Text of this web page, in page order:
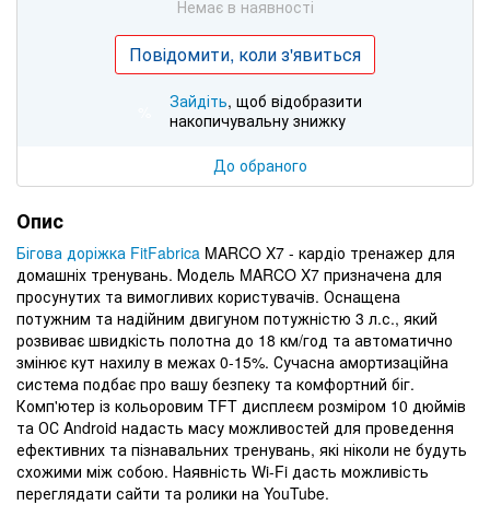
Немає в наявності
Повідомити, коли з'явиться
Зайдіть, щоб відобразити
накопичувальну знижку
До обраного
Опис
Бігова доріжка FitFabrica MARCO X7 - кардіо тренажер для
домашніх тренувань. Модель MARCO X7 призначена для
просунутих та вимогливих користувачів. Оснащена
потужним та надійним двигуном потужністю 3 л.с., який
розвиває швидкість полотна до 18 км/год та автоматично
змінює кут нахилу в межах 0-15%. Сучасна амортизаційна
система подбає про вашу безпеку та комфортний біг.
Комп'ютер із кольоровим TFT дисплеєм розміром 10 дюймів
та ОС Android надасть масу можливостей для проведення
ефективних та пізнавальних тренувань, які ніколи не будуть
схожими між собою. Наявність Wi-Fi дасть можливість
переглядати сайти та ролики на YouTube.